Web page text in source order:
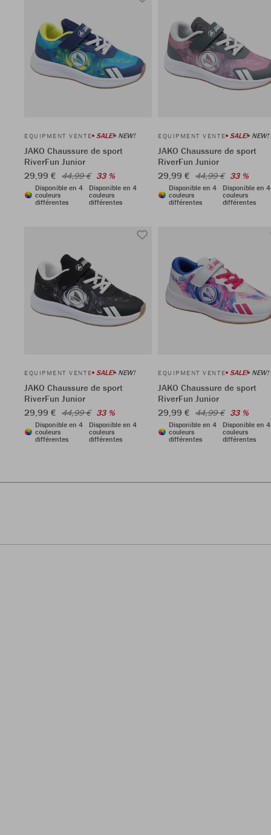
EQUIPMENT VENTE SALE! NEW!
JAKO Chaussure de sport
RiverFun Junior
29,99 € 44,99 € 33 %
Disponible en 4
couleurs
différentes
Disponible en 4
couleurs
différentes
EQUIPMENT VENTE SALE! NEW!
JAKO Chaussure de sport
RiverFun Junior
29,99 € 44,99 € 33 %
Disponible en 4
couleurs
différentes
Disponible en 4
couleurs
différentes
EQUIPMENT VENTE SALE! NEW!
JAKO Chaussure de sport
RiverFun Junior
29,99 € 44,99 € 33 %
Disponible en 4
couleurs
différentes
Disponible en 4
couleurs
différentes
EQUIPMENT VENTE SALE! NEW!
JAKO Chaussure de sport
RiverFun Junior
29,99 € 44,99 € 33 %
Disponible en 4
couleurs
différentes
Disponible en 4
couleurs
différentes